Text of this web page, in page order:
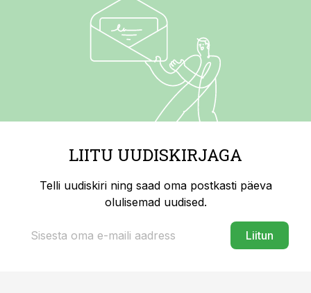
LIITU UUDISKIRJAGA
Telli uudiskiri ning saad oma postkasti päeva
olulisemad uudised.
Liitun